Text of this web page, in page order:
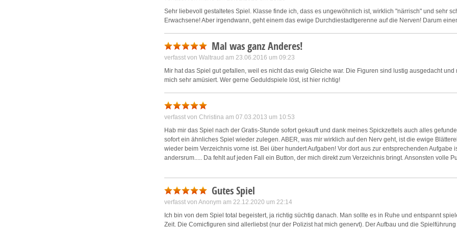
erreichen wirst.
sämtliche Aufgaben notiert werden. Aber in welchem Haus welche Aufgabe zu erledigen ist, verrät Dir
Notiert wird lediglich, was Du für wen zu erledigen hast, jedoch nicht, wo er zu finden ist. Du wirst in der
Dein zweites nützliches Werkzeug ist die Karte von Tundel, die jedes Haus und jede Straße verzeichnet.
Deinen jeweiligen Aufenthaltsort und kannst den Zielpunkt markieren. Laufen musst Du allerdings selbst,
Dir dabei den Weg zum auf der Karte gesteckten Ziel. Durch die Stadt zu rennen, wird Deine
Narren sein, lästig ist es dennoch nicht – zumindest nicht, wenn Du Dich auf das Spielprinzip einlässt. Wie
aberwitzige Spielidee gehört, sind die Hausnummern auf der Karte selbstverständlich wie auf einem
wesentlich zahlreicher.
Diese beiden Gedächtnisstützen werden im Normalmodus durch den Tipp ergänzt. In den wenigen
sind es eher Suchbilder – benötigt er eine Minute zum Aufladen. Wenn Du ratlos auf eine Aufgabe im
Das kannst Du selbst entscheiden, wie Du spielerisch ohnehin fast alles selbst bestimmst. Ob Du
oder ob Du deren Bitten mehr oder weniger sortiert nachkommst, bleibt Dir selbst überlassen. Stadt der
Sehr liebevoll gestaltetes Spiel. Klasse finde ich, dass es ungewöhnlich ist, wirklich "närrisch" und sehr
Erwachsene! Aber irgendwann, geht einem das ewige Durchdiestadtgerenne auf die Nerven! Darum
Mal was ganz Anderes!
verfasst von Waltraud am 23.06.2016 um 09:23
Mir hat das Spiel gut gefallen, weil es nicht das ewig Gleiche war. Die Figuren sind lustig ausgedacht
mich sehr amüsiert. Wer gerne Geduldspiele löst, ist hier richtig!
verfasst von Christina am 07.03.2013 um 10:53
Hab mir das Spiel nach der Gratis-Stunde sofort gekauft und dank meines Spickzettels auch alles
sofort ein ähnliches Spiel wieder zulegen. ABER, was mir wirklich auf den Nerv geht, ist die ewige
wieder beim Verzeichnis vorne ist. Bei über hundert Aufgaben! Vor dort aus zur entsprechenden Aufgabe
andersrum..... Da fehlt auf jeden Fall ein Button, der mich direkt zum Verzeichnis bringt. Ansonsten volle
Viele Grüße
Gutes Spiel
verfasst von Anonym am 22.12.2020 um 22:14
Ich bin von dem Spiel total begeistert, ja richtig süchtig danach. Man sollte es in Ruhe und entspannt
Zeit. Die Comicfiguren sind allerliebst (nur der Polizist hat mich genervt). Der Aufbau und die